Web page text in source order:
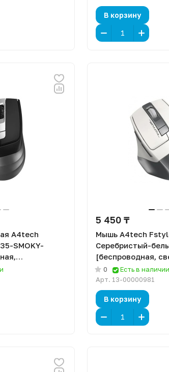
В корзину
A4tech
SMOKY-
DPI, 125 Гц]
5 450 ₸
Мышь A4tech
Серебристый-
[беспроводная,
2000 DPI, 125 Гц]
0
Есть в наличии
Арт. 13-00000981
В корзину